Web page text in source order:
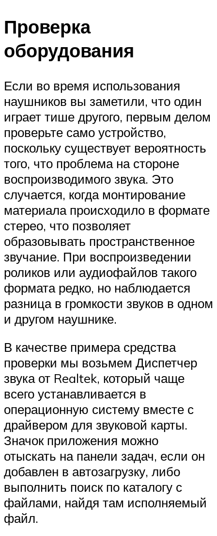
Проверка
оборудования
Если во время использования
наушников вы заметили, что один
играет тише другого, первым делом
проверьте само устройство,
поскольку существует вероятность
того, что проблема на стороне
воспроизводимого звука. Это
случается, когда монтирование
материала происходило в формате
стерео, что позволяет
образовывать пространственное
звучание. При воспроизведении
роликов или аудиофайлов такого
формата редко, но наблюдается
разница в громкости звуков в одном
и другом наушнике.
В качестве примера средства
проверки мы возьмем Диспетчер
звука от Realtek, который чаще
всего устанавливается в
операционную систему вместе с
драйвером для звуковой карты.
Значок приложения можно
отыскать на панели задач, если он
добавлен в автозагрузку, либо
выполнить поиск по каталогу с
файлами, найдя там исполняемый
файл.